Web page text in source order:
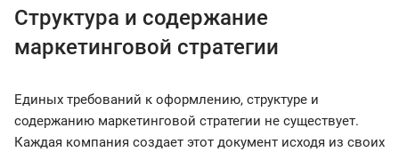
Структура и содержание
маркетинговой стратегии
Единых требований к оформлению, структуре и
содержанию маркетинговой стратегии не существует.
Каждая компания создает этот документ исходя из своих